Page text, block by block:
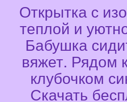
Открытка с
теплой и
Бабушка
вяжет. Рядом
клубочком
Скачать